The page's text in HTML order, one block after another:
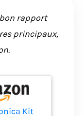
nos
pas
Nous
garantie
de 30
rapport
principaux,
Kit